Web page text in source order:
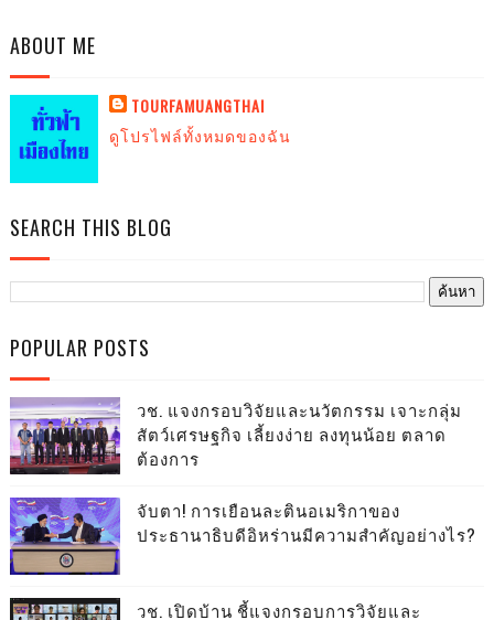
ABOUT ME
TOURFAMUANGTHAI
ดูโปรไฟล์ทั้งหมดของฉัน
SEARCH THIS BLOG
POPULAR POSTS
วช. แจงกรอบวิจัยและนวัตกรรม เจาะกลุ่ม
สัตว์เศรษฐกิจ เลี้ยงง่าย ลงทุนน้อย ตลาด
ต้องการ
จับตา! การเยือนละตินอเมริกาของ
ประธานาธิบดีอิหร่านมีความสำคัญอย่างไร?
วช. เปิดบ้าน ชี้แจงกรอบการวิจัยและ